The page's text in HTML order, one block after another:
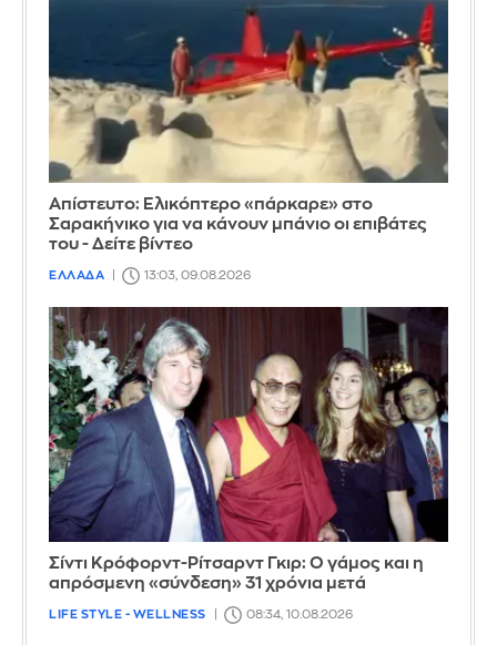
Απίστευτο: Ελικόπτερο «πάρκαρε» στο
Σαρακήνικο για να κάνουν μπάνιο οι επιβάτες
του - Δείτε βίντεο
ΕΛΛΑΔΑ 13:03, 09.08.2026
Σίντι Κρόφορντ-Ρίτσαρντ Γκιρ: Ο γάμος και η
απρόσμενη «σύνδεση» 31 χρόνια μετά
LIFE STYLE - WELLNESS 08:34, 10.08.2026